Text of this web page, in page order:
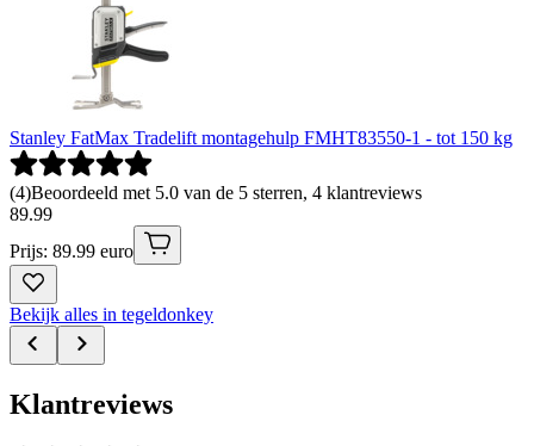
Stanley FatMax Tradelift montagehulp FMHT83550-1 - tot 150 kg
(4)Beoordeeld met 5.0 van de 5 sterren, 4 klantreviews
89.99
Prijs: 89.99 euro
Bekijk alles in tegeldonkey
Klantreviews